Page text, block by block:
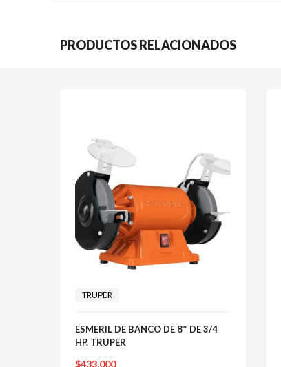
PRODUCTOS RELACIONADOS
TRUPER
ESMERIL DE BANCO DE 8″ DE 3/4
HP. TRUPER
$433,000